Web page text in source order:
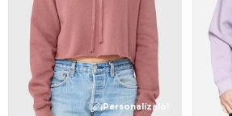
¡Personalízalo!